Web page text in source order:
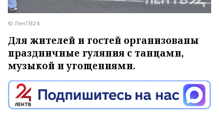
© ЛенТВ24
Для жителей и гостей организованы
праздничные гуляния с танцами,
музыкой и угощениями.